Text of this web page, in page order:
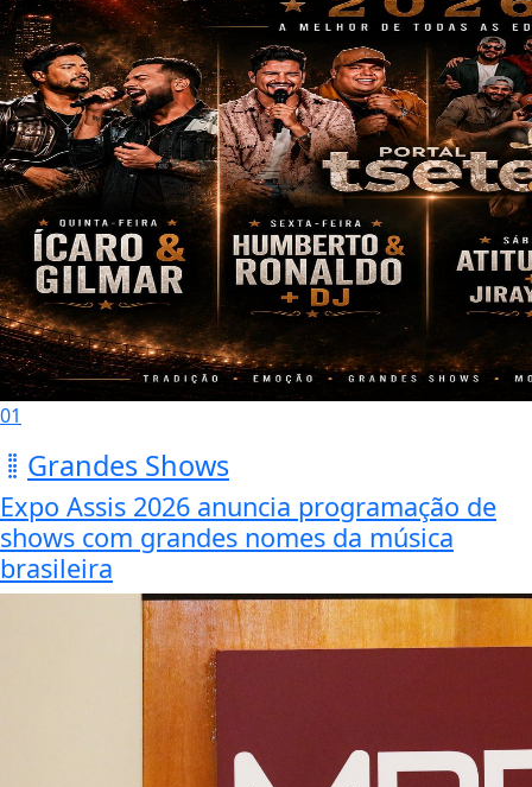
01
Grandes Shows
Expo Assis 2026 anuncia programação de
shows com grandes nomes da música
brasileira